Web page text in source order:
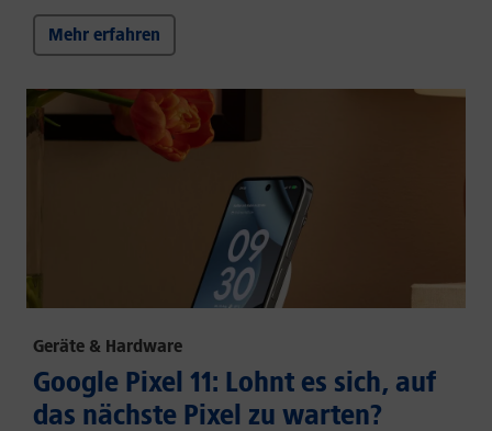
Mehr erfahren
Geräte & Hardware
Google Pixel 11: Lohnt es sich, auf
das nächste Pixel zu warten?